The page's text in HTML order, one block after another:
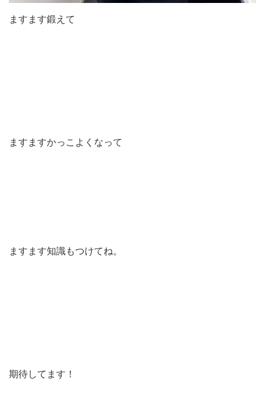
ますます鍛えて
ますますかっこよくなって
ますます知識もつけてね。
期待してます！